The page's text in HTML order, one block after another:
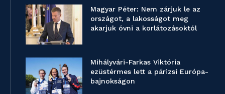
Magyar Péter: Nem zárjuk le az
országot, a lakosságot meg
akarjuk óvni a korlátozásoktól
Mihályvári-Farkas Viktória
ezüstérmes lett a párizsi Európa-
bajnokságon